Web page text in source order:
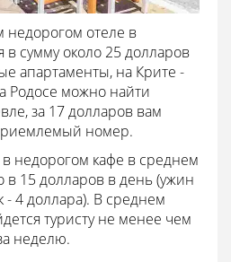
отеле в
в сумму около 25 долларов
апартаменты, на Крите -
Родосе можно найти
за 17 долларов вам
номер.
недорогом кафе в среднем
15 долларов в день (ужин
- 4 доллара). В среднем
туристу не менее чем
неделю.